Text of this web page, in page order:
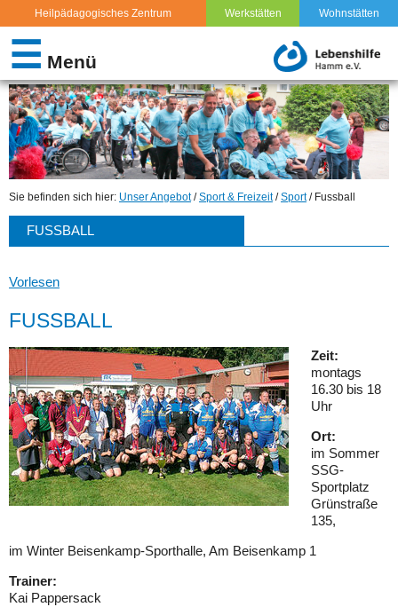
Heilpädagogisches Zentrum Werkstätten Wohnstätten
☰ Menü
FAMILIENUNTERSTÜTZENDER DIENST (FUD)
EXTERNE TAGESSTRUKTUR
SPORT & FREIZEIT
REHA-SPORT
FREIZEITANGEBOTE
SPORT
FUSSBALL
TURNIERKEGELN
SCHWIMMEN
TISCHTENNIS
LAUFEN & WALKING
SPORTABZEICHEN
TANZSPORT
Sie befinden sich hier: Unser Angebot/Sport & Freizeit/Sport/ Fussball
FUSSBALL
Vorlesen
FUSSBALL
Zeit:
montags
16.30 bis 18
Uhr
Ort:
im Sommer
SSG-
Sportplatz
Grünstraße
135,
im Winter Beisenkamp-Sporthalle, Am Beisenkamp 1
Trainer:
Kai Pappersack